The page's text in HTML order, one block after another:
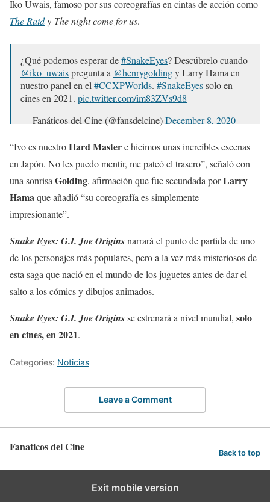
Iko Uwais, famoso por sus coreografías en cintas de acción como
The Raidy The night come for us.
¿Qué podemos esperar de#SnakeEyes? Descúbrelo cuando
@iko_uwaispregunta a @henrygoldingy Larry Hama en
nuestro panel en el #CCXPWorlds. #SnakeEyessolo en
cines en 2021. pic.twitter.com/im83ZVs9d8
— Fanáticos del Cine (@fansdelcine)December 8, 2020
“Ivo es nuestroHard Mastere hicimos unas increíbles escenas
en Japón. No les puedo mentir, me pateó el trasero”, señaló con
una sonrisa Golding, afirmación que fue secundada porLarry
Hamaque añadió “su coreografía es simplemente
impresionante”.
Snake Eyes: G.I. Joe Originsnarrará el punto de partida de uno
de los personajes más populares, pero a la vez más misteriosos de
esta saga que nació en el mundo de los juguetes antes de dar el
salto a los cómics y dibujos animados.
Snake Eyes: G.I. Joe Originsse estrenará a nivel mundial, solo
en cines, en 2021.
Categories: Noticias
Leave a Comment
Fanaticos del Cine Back to top
Exit mobile version